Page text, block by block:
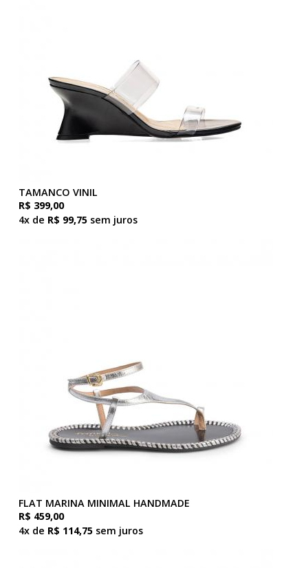
TAMANCO VINIL
R$ 399,00
4x de R$ 99,75 sem juros
FLAT MARINA MINIMAL HANDMADE
R$ 459,00
4x de R$ 114,75 sem juros